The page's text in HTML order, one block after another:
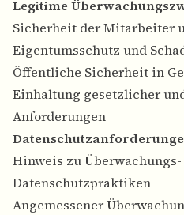
Legitime
Sicherheit der Mitarbeiter
Eigentumsschutz und
Öffentliche Sicherheit in
Einhaltung gesetzlicher
Anforderungen
Hinweis zu
Datenschutzpraktiken
Angemessener